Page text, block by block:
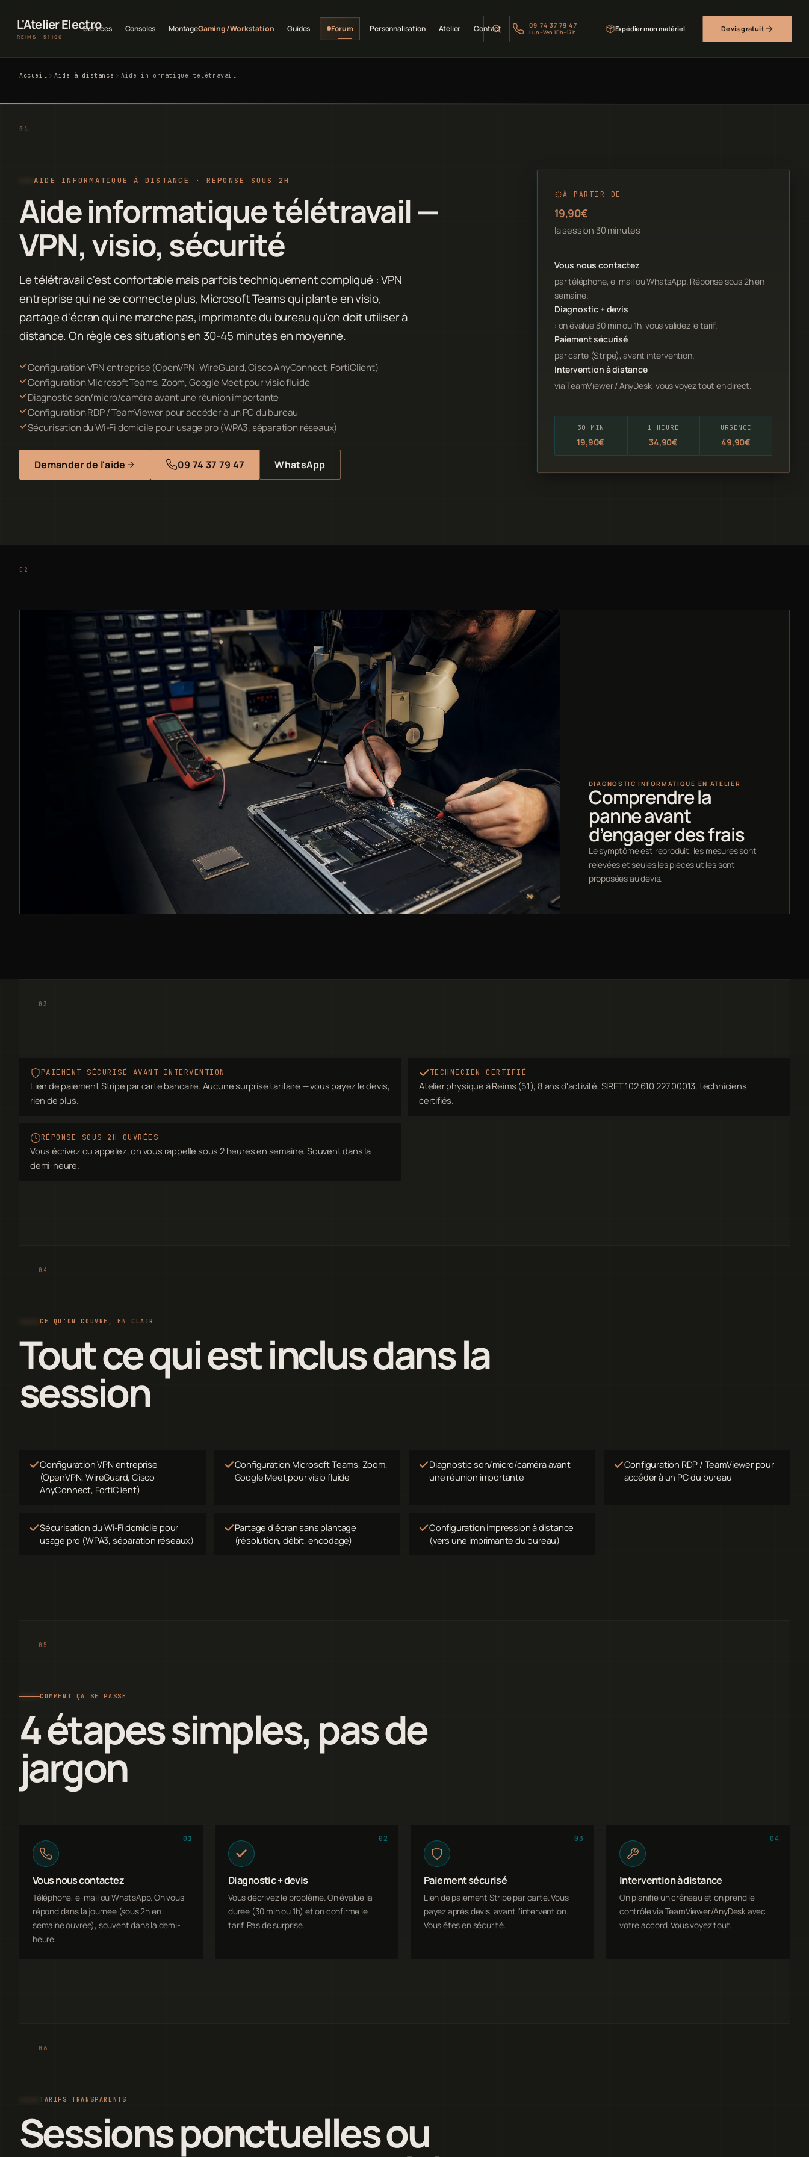
L'Atelier Electro
REIMS · 51100
Services Consoles MontageGaming / Workstation Guides Forum Personnalisation Atelier Contact 09 74 37 79 47
Lun–Ven 10h–17h Expédier mon matériel Devis gratuit
Accueil Aide à distance Aide informatique télétravail
AIDE INFORMATIQUE À DISTANCE · RÉPONSE SOUS 2H
Aide informatique télétravail —
VPN, visio, sécurité
Le télétravail c'est confortable mais parfois techniquement compliqué : VPN
entreprise qui ne se connecte plus, Microsoft Teams qui plante en visio,
partage d'écran qui ne marche pas, imprimante du bureau qu'on doit utiliser à
distance. On règle ces situations en 30-45 minutes en moyenne.
Configuration VPN entreprise (OpenVPN, WireGuard, Cisco AnyConnect, FortiClient)
Configuration Microsoft Teams, Zoom, Google Meet pour visio fluide
Diagnostic son/micro/caméra avant une réunion importante
Configuration RDP / TeamViewer pour accéder à un PC du bureau
Sécurisation du Wi-Fi domicile pour usage pro (WPA3, séparation réseaux)
Demander de l'aide 09 74 37 79 47 WhatsApp
À PARTIR DE
19,90€
la session 30 minutes
Vous nous contactez
par téléphone, e-mail ou WhatsApp. Réponse sous 2h en
semaine.
Diagnostic + devis
: on évalue 30 min ou 1h, vous validez le tarif.
Paiement sécurisé
par carte (Stripe), avant intervention.
Intervention à distance
via TeamViewer / AnyDesk, vous voyez tout en direct.
30 MIN
19,90€
1 HEURE
34,90€
URGENCE
49,90€
DIAGNOSTIC INFORMATIQUE EN ATELIER
Comprendre la
panne avant
d’engager des frais
Le symptôme est reproduit, les mesures sont
relevées et seules les pièces utiles sont
proposées au devis.
PAIEMENT SÉCURISÉ AVANT INTERVENTION
Lien de paiement Stripe par carte bancaire. Aucune surprise tarifaire — vous payez le devis,
rien de plus.
TECHNICIEN CERTIFIÉ
Atelier physique à Reims (51), 8 ans d'activité, SIRET 102 610 227 00013, techniciens
certifiés.
RÉPONSE SOUS 2H OUVRÉES
Vous écrivez ou appelez, on vous rappelle sous 2 heures en semaine. Souvent dans la
demi-heure.
CE QU'ON COUVRE, EN CLAIR
Tout ce qui est inclus dans la
session
Configuration VPN entreprise
(OpenVPN, WireGuard, Cisco
AnyConnect, FortiClient)
Configuration Microsoft Teams, Zoom,
Google Meet pour visio fluide
Diagnostic son/micro/caméra avant
une réunion importante
Configuration RDP / TeamViewer pour
accéder à un PC du bureau
Sécurisation du Wi-Fi domicile pour
usage pro (WPA3, séparation réseaux)
Partage d'écran sans plantage
(résolution, débit, encodage)
Configuration impression à distance
(vers une imprimante du bureau)
COMMENT ÇA SE PASSE
4 étapes simples, pas de
jargon
01
Vous nous contactez
Téléphone, e-mail ou WhatsApp. On vous
répond dans la journée (sous 2h en
semaine ouvrée), souvent dans la demi-
heure.
02
Diagnostic + devis
Vous décrivez le problème. On évalue la
durée (30 min ou 1h) et on confirme le
tarif. Pas de surprise.
03
Paiement sécurisé
Lien de paiement Stripe par carte. Vous
payez après devis, avant l'intervention.
Vous êtes en sécurité.
04
Intervention à distance
On planifie un créneau et on prend le
contrôle via TeamViewer/AnyDesk avec
votre accord. Vous voyez tout.
TARIFS TRANSPARENTS
Sessions ponctuelles ou